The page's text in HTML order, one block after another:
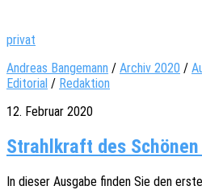
privat
Andreas Bangemann / Archiv 2020 /
Editorial / Redaktion
12. Februar 2020
Strahlkraft des
In dieser Ausga­be finden Sie den